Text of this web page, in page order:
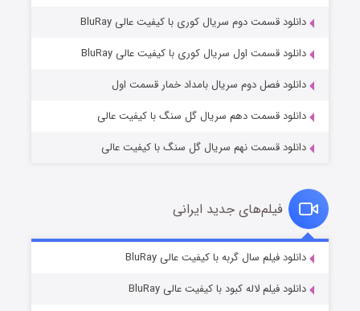
وستی ها
قسمت۱ (زیرنویس) منتشر شد
قسمت۶ (زیرنویس) منتشر شد
دانلود قسمت دوم سریال کوری با کیفیت عالی BluRay
دانلود قسمت اول سریال کوری با کیفیت عالی BluRay
دانلود فصل دوم سریال بامداد خمار قسمت اول
دانلود قسمت دهم سریال گل سنگ با کیفیت عالی
دانلود قسمت نهم سریال گل سنگ با کیفیت عالی
فیلم‌های جدید ایرانی
دانلود فیلم سال گربه با کیفیت عالی BluRay
دانلود فیلم لاله کبود با کیفیت عالی BluRay